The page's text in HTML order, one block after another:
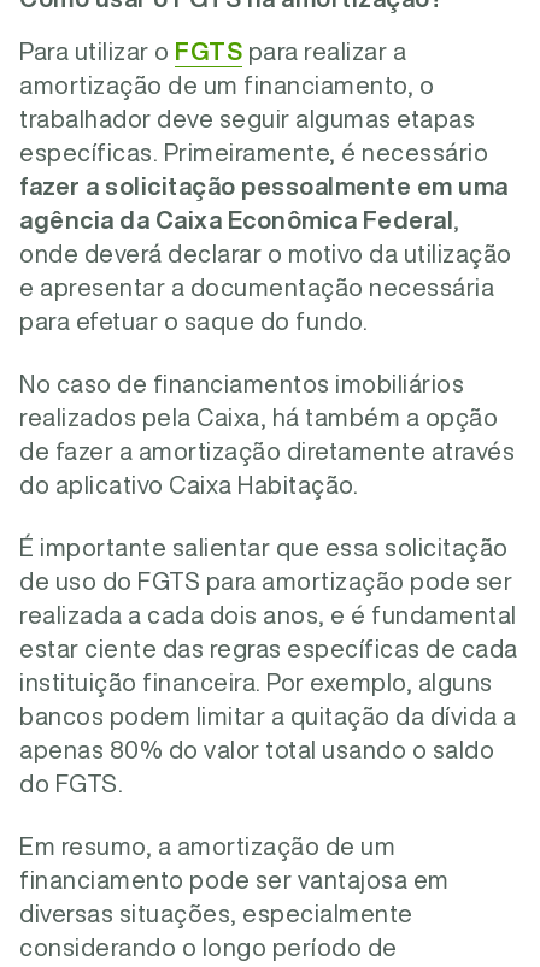
Para utilizar o FGTS para realizar a
amortização de um financiamento, o
trabalhador deve seguir algumas etapas
específicas. Primeiramente, é necessário
fazer a solicitação pessoalmente em uma
agência da Caixa Econômica Federal
onde deverá declarar o motivo da utilização
e apresentar a documentação necessária
para efetuar o saque do fundo.
No caso de financiamentos imobiliários
realizados pela Caixa, há também a opção
de fazer a amortização diretamente através
do aplicativo Caixa Habitação.
É importante salientar que essa solicitação
de uso do FGTS para amortização pode ser
realizada a cada dois anos, e é fundamental
estar ciente das regras específicas de cada
instituição financeira. Por exemplo, alguns
bancos podem limitar a quitação da dívida a
apenas 80% do valor total usando o saldo
do FGTS.
Em resumo, a amortização de um
financiamento pode ser vantajosa em
diversas situações, especialmente
considerando o longo período de